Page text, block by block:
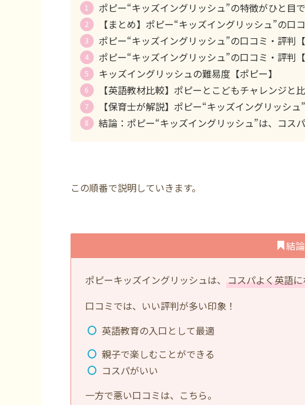
ポピー“キッズイングリッシュ”の特徴がひと目
【まとめ】ポピー“キッズイングリッシュ”の口
ポピー“キッズイングリッシュ”の口コミ・評判【
ポピー“キッズイングリッシュ”の口コミ・評判【
キッズイングリッシュの難易度【ポピー】
【英語教材比較】ポピーとこどもチャレンジと
【保育士が解説】ポピー“キッズイングリッシ
結論：ポピー“キッズイングリッシュ”は、コス
この順番で説明していきます。
結論
ポピーキッズイングリッシュは、 コスパよく英語
口コミでは、いい評判が多い印象！
英語教育の入口として最適
親子で楽しむことができる
コスパがいい
一方で悪い口コミは、こちら。